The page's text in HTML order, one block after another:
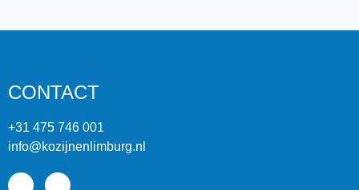
CONTACT
+31 475 746 001
info@kozijnenlimburg.nl